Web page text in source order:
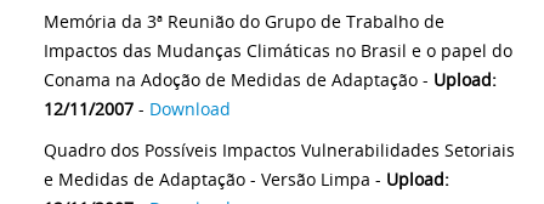
Memória da 3ª Reunião do Grupo de Trabalho de
Impactos das Mudanças Climáticas no Brasil e o papel do
Conama na Adoção de Medidas de Adaptação - Upload:
12/11/2007 - Download
Quadro dos Possíveis Impactos Vulnerabilidades Setoriais
e Medidas de Adaptação - Versão Limpa - Upload: